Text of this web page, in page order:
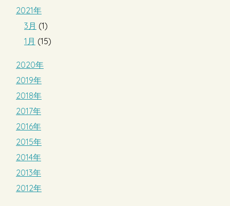
2021年
3月 (1)
1月 (15)
2020年
2019年
2018年
2017年
2016年
2015年
2014年
2013年
2012年